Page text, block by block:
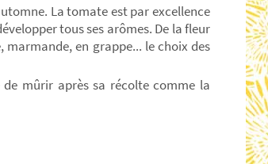
La tomate est par excellence
tous ses arômes. De la fleur
en grappe... le choix des
mûrir après sa récolte comme la